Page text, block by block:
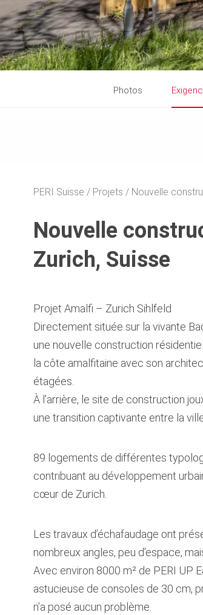
Photos
PERI Suisse Projets Nouvelle
Nouvelle
Zurich, Suisse
Projet Amalfi – Zurich Sihlfeld
Directement située sur la vivante
une nouvelle construction
la côte amalfitaine avec son
étagées.
À l’arrière, le site de construction
une transition captivante entre la
89 logements de différentes
contribuant au développement
cœur de Zurich.
Les travaux d’échafaudage ont
nombreux angles, peu d’espace,
Avec environ 8000 m² de PERI UP
astucieuse de consoles de 30 cm,
n’a posé aucun problème.